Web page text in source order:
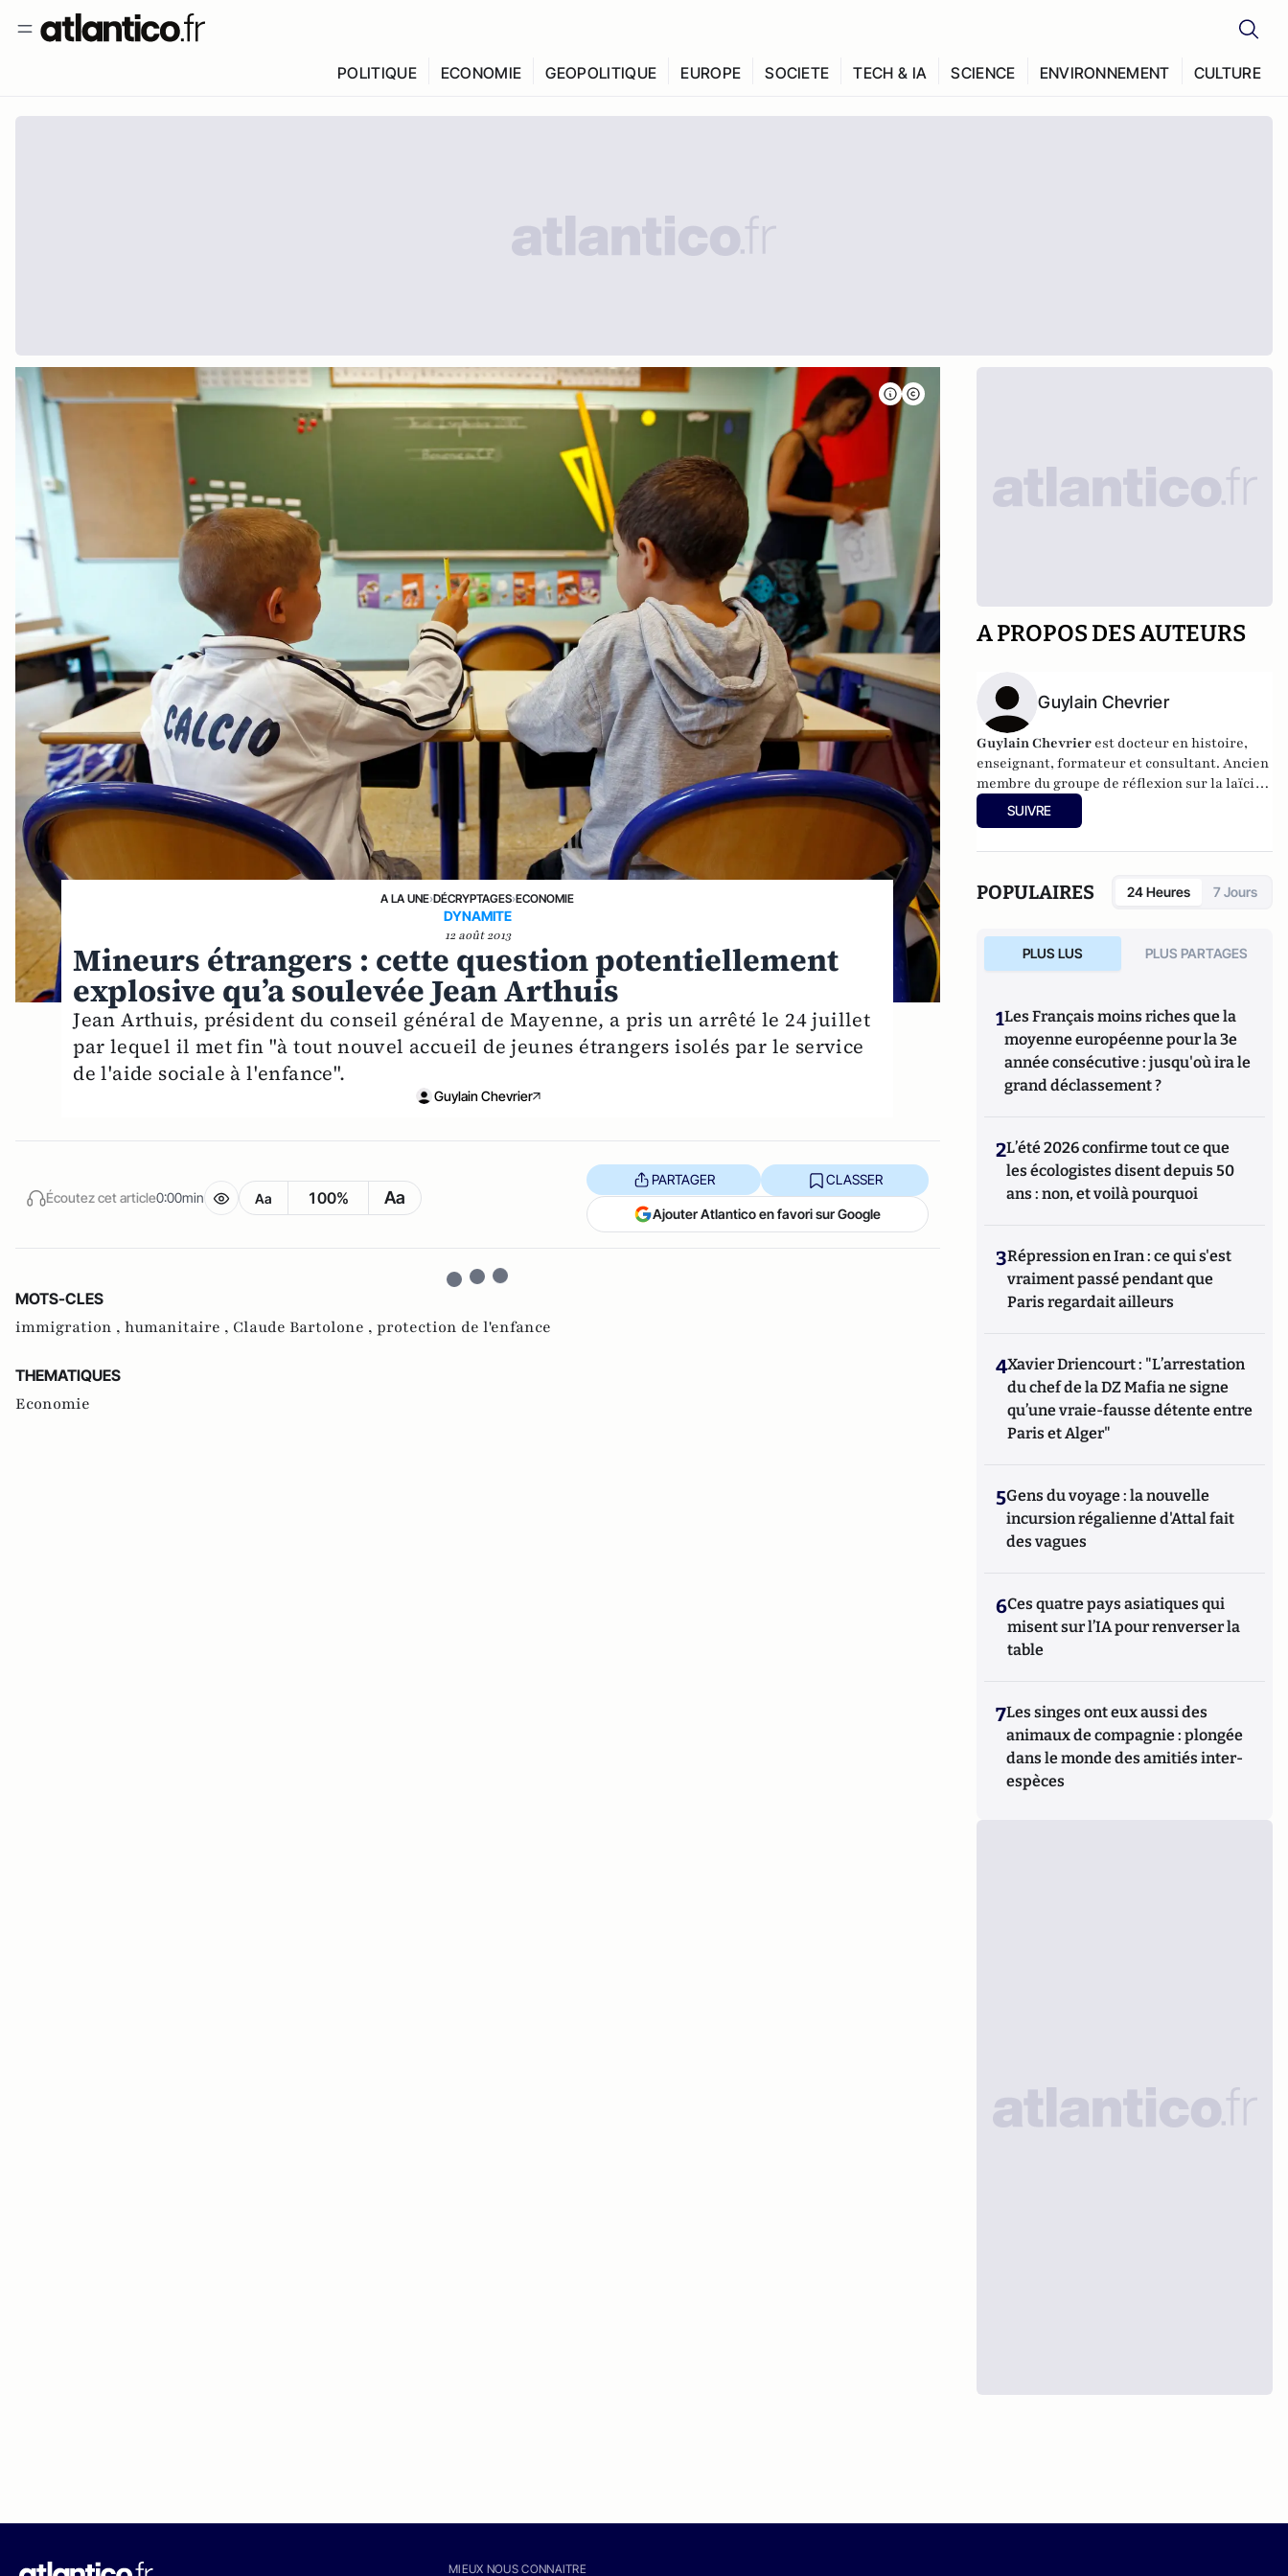
POLITIQUE ECONOMIE GEOPOLITIQUE EUROPE SOCIETE TECH & IA SCIENCE ENVIRONNEMENT CULTURE
A LA UNE›DÉCRYPTAGES›ECONOMIE
DYNAMITE
12 août 2013
Mineurs étrangers : cette question potentiellement
explosive qu’a soulevée Jean Arthuis
Jean Arthuis, président du conseil général de Mayenne, a pris un arrêté le 24 juillet
par lequel il met fin "à tout nouvel accueil de jeunes étrangers isolés par le service
de l'aide sociale à l'enfance".
Guylain Chevrier
Écoutez cet article0:00min Aa 100% Aa
PARTAGER CLASSER
Ajouter Atlantico en favori sur Google
MOTS-CLES
immigration , humanitaire , Claude Bartolone , protection de l'enfance
THEMATIQUES
Economie
A PROPOS DES AUTEURS
Guylain Chevrier
Guylain Chevrier est docteur en histoire,
enseignant, formateur et consultant. Ancien
membre du groupe de réflexion sur la laïcité
auprès du Haut conseil à l’intégration.
Dernier ouvrage :
SUIVRE
POPULAIRES 24 Heures 7 Jours
PLUS LUS PLUS PARTAGES
1Les Français moins riches que la
moyenne européenne pour la 3e
année consécutive : jusqu'où ira le
grand déclassement ?
2L’été 2026 confirme tout ce que
les écologistes disent depuis 50
ans : non, et voilà pourquoi
3Répression en Iran : ce qui s'est
vraiment passé pendant que
Paris regardait ailleurs
4Xavier Driencourt : "L’arrestation
du chef de la DZ Mafia ne signe
qu’une vraie-fausse détente entre
Paris et Alger"
5Gens du voyage : la nouvelle
incursion régalienne d'Attal fait
des vagues
6Ces quatre pays asiatiques qui
misent sur l’IA pour renverser la
table
7Les singes ont eux aussi des
animaux de compagnie : plongée
dans le monde des amitiés inter-
espèces
MIEUX NOUS CONNAITRE